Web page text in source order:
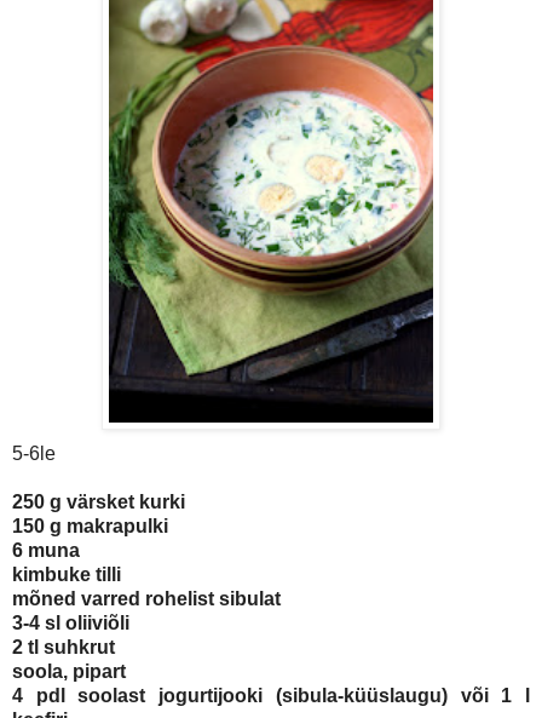
5-6le
250 g värsket kurki
150 g makrapulki
6 muna
kimbuke tilli
mõned varred rohelist sibulat
3-4 sl oliiviõli
2 tl suhkrut
soola, pipart
4 pdl soolast jogurtijooki (sibula-küüslaugu) või 1 l